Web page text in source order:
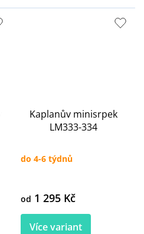
Kaplanův minisrpek
LM333-334
do 4-6 týdnů
od 1 295 Kč
Více variant